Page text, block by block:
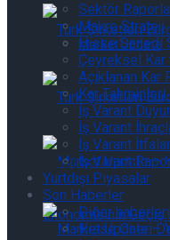
Eurotahvil
Market Update
Eurotahvil
Sektör
Makro Strateji
Hisse Senedi
Çeyreksel Kar
Açıklanan Kar
Kar Tahminleri
İş Varant
İş Varant
İş Varant İtfalar
İş Varant
Yurtdışı Piyasalar
Son Haberler
Diğer haberler
Hisse Öneri